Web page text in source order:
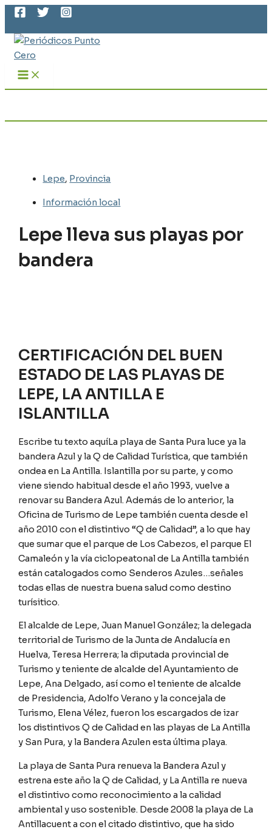
Ir
contenido
MAIN
MENU
Lepe, Provincia
Información local
Lepe lleva sus playas por
bandera
CERTIFICACIÓN DEL BUEN
ESTADO DE LAS PLAYAS DE
LEPE, LA ANTILLA E
ISLANTILLA
Escribe tu texto aquíLa playa de Santa Pura luce ya la
bandera Azul y la Q de Calidad Turística, que también
ondea en La Antilla. Islantilla por su parte, y como
viene siendo habitual desde el año 1993, vuelve a
renovar su Bandera Azul. Además de lo anterior, la
Oficina de Turismo de Lepe también cuenta desde el
año 2010 con el distintivo “Q de Calidad”, a lo que hay
que sumar que el parque de Los Cabezos, el parque El
Camaleón y la vía ciclopeatonal de La Antilla también
están catalogados como Senderos Azules…señales
todas ellas de nuestra buena salud como destino
turísitico.
El alcalde de Lepe, Juan Manuel González; la delegada
territorial de Turismo de la Junta de Andalucía en
Huelva, Teresa Herrera; la diputada provincial de
Turismo y teniente de alcalde del Ayuntamiento de
Lepe, Ana Delgado, así como el teniente de alcalde
de Presidencia, Adolfo Verano y la concejala de
Turismo, Elena Vélez, fueron los escargados de izar
los distintivos Q de Calidad en las playas de La Antilla
y San Pura, y la Bandera Azulen esta última playa.
La playa de Santa Pura renueva la Bandera Azul y
estrena este año la Q de Calidad, y La Antilla re nueva
el distintivo como reconocimiento a la calidad
ambiental y uso sostenible. Desde 2008 la playa de La
Antillacuent a con el citado distintivo, que ha sido